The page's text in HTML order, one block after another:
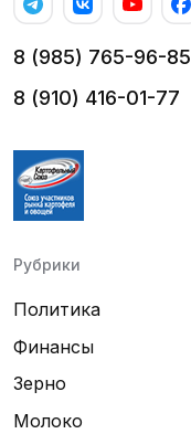
8 (985) 765-96-85
8 (910) 416-01-77
Рубрики
Политика
Финансы
Зерно
Молоко